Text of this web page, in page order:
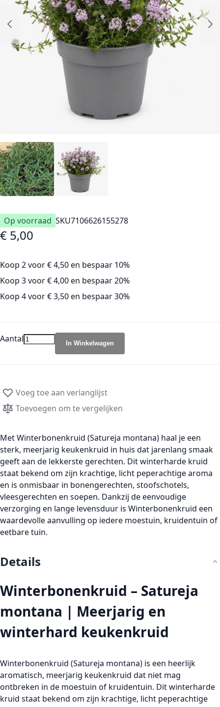
Op voorraad SKU7106626155278
€ 5,00
Koop 2 voor€ 4,50en bespaar 10%
Koop 3 voor€ 4,00en bespaar 20%
Koop 4 voor€ 3,50en bespaar 30%
Aantal In Winkelwagen
Voeg toe aan verlanglijst
Toevoegen om te vergelijken
MetWinterbonenkruid (Satureja montana) haal je een
sterk, meerjarig keukenkruid in huis dat jarenlang smaak
geeft aan de lekkerste gerechten. Dit winterharde kruid
staat bekend om zijn krachtige, licht peperachtige aroma
en is onmisbaar in bonengerechten, stoofschotels,
vleesgerechten en soepen. Dankzij de eenvoudige
verzorging en lange levensduur is Winterbonenkruid een
waardevolle aanvulling op iedere moestuin, kruidentuin of
eetbare tuin.
Details
Winterbonenkruid – Satureja
montana | Meerjarig en
winterhard keukenkruid
Winterbonenkruid (Satureja montana) is een heerlijk
aromatisch, meerjarig keukenkruid dat niet mag
ontbreken in de moestuin of kruidentuin. Dit winterharde
kruid staat bekend om zijn krachtige, licht peperachtige